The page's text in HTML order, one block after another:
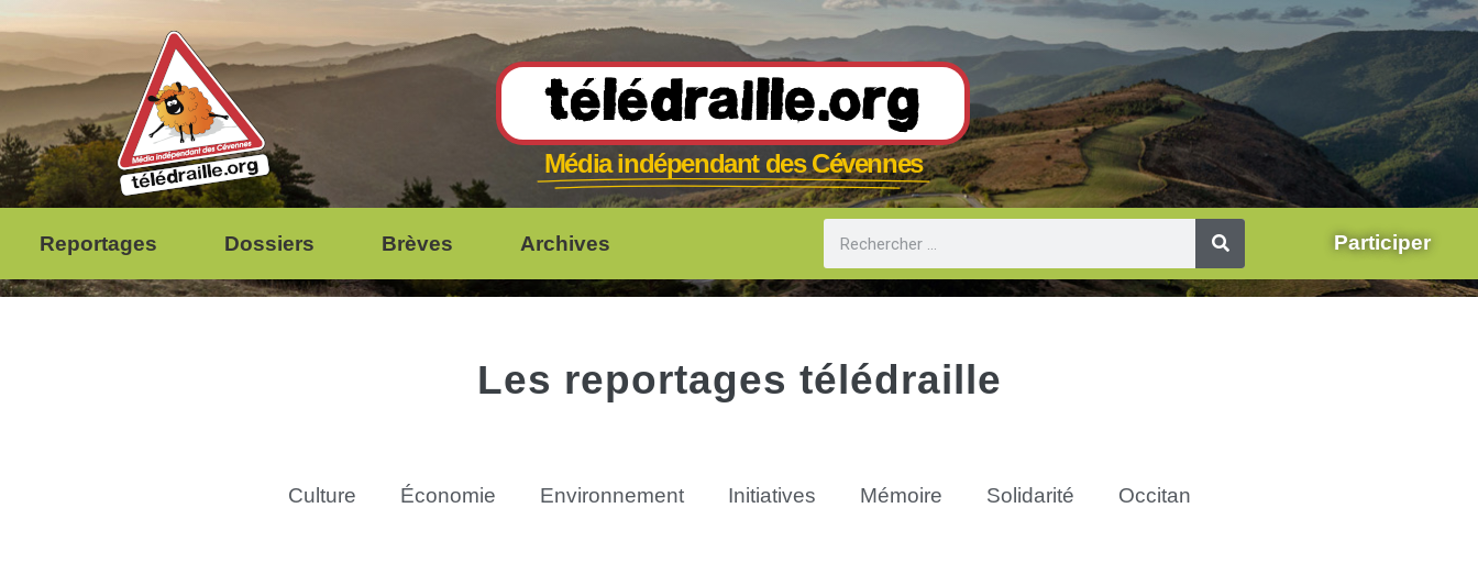
Télédraille.org
Média indépendant des Cévennes
Reportages Dossiers Brèves Archives Participer
Les reportages télédraille
Culture Économie Environnement Initiatives Mémoire Solidarité Occitan